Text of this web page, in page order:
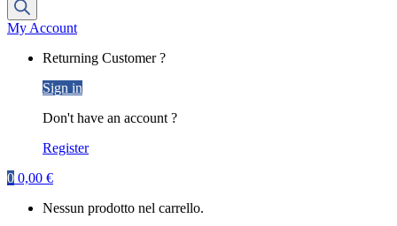
My Account
Returning Customer ?
Sign in
Don't have an account ?
Register
0 0,00 €
Nessun prodotto nel carrello.